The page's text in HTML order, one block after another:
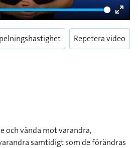
Enter
Repetera video
och vända mot varandra,
samtidigt som de förändras